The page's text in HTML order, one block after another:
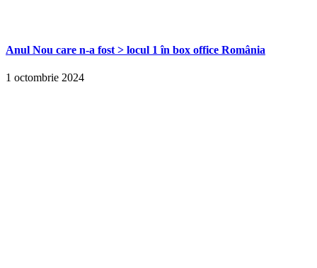
Anul Nou care n-a fost > locul 1 în box office România
1 octombrie 2024